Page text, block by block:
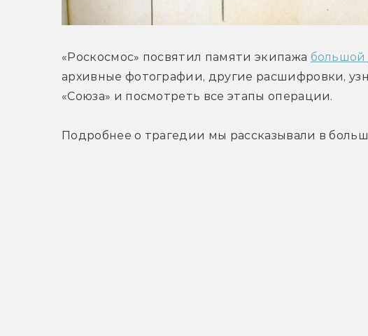
«Роскосмос» посвятил памяти экипажа большой
архивные фотографии, другие расшифровки,
«Союза» и посмотреть все этапы операции.
Подробнее о трагедии мы рассказывали в